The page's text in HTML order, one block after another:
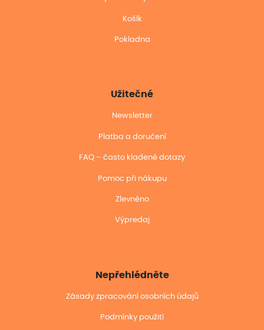
Košík
Pokladna
Užitečné
Newsletter
Platba a doručení
FAQ – často kladené dotazy
Pomoc při nákupu
Zlevněno
Výpredaj
Nepřehlédněte
Zásady zpracování osobních údajů
Podmínky použití